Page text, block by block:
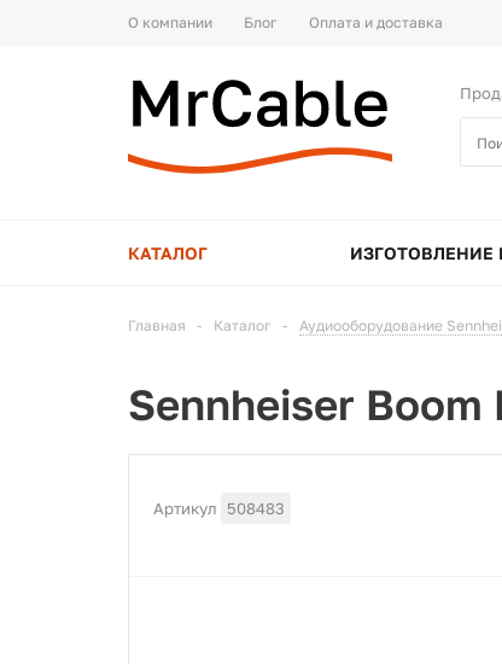
О компании Блог Оплата и доставка
КАТАЛОГ ИЗГОТОВЛЕНИЕ
Главная - Каталог - Аудиооборудование
Sennheiser Boom
Артикул 508483